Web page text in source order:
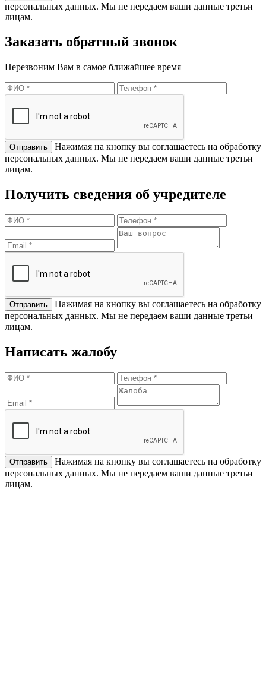
персональных данных. Мы не передаем ваши данные третьи
лицам.
Заказать обратный звонок
Перезвоним Вам в самое ближайшее время
Нажимая на кнопку вы соглашаетесь на обработку
персональных данных. Мы не передаем ваши данные третьи
лицам.
Получить сведения об учредителе
Нажимая на кнопку вы соглашаетесь на обработку
персональных данных. Мы не передаем ваши данные третьи
лицам.
Написать жалобу
Нажимая на кнопку вы соглашаетесь на обработку
персональных данных. Мы не передаем ваши данные третьи
лицам.